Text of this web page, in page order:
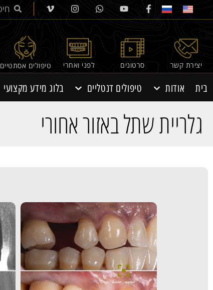
יצירת קשר סרטונים לפני ואחרי טיפולים אסתטיים
בית אודות טיפולים דנטליים בלוג מידע מקצועי
גלריית שתל באזור אחורי